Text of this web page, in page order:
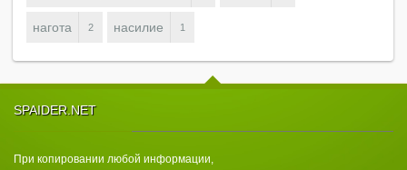
нагота 2 насилие 1
SPAIDER.NET
При копировании любой информации,